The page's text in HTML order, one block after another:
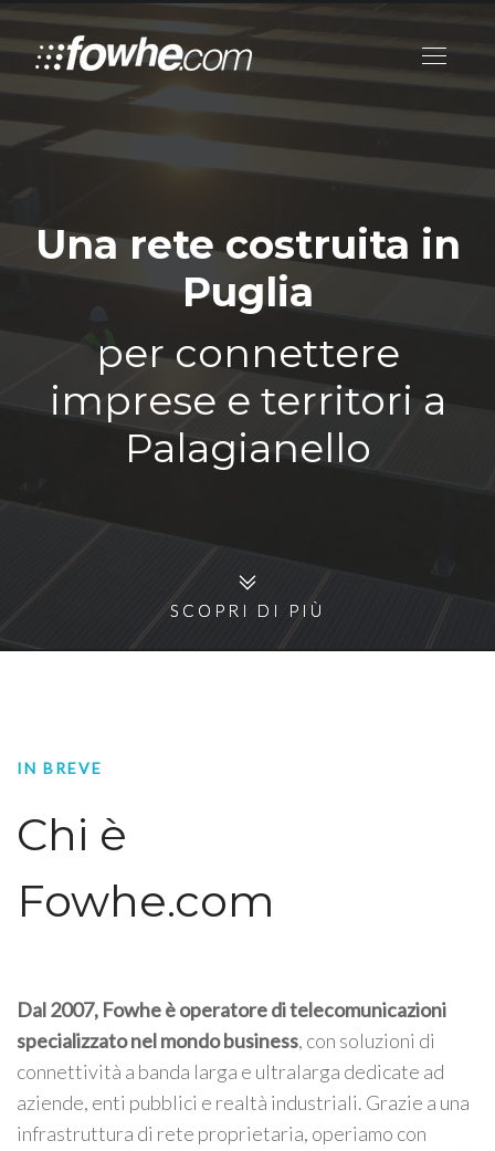
Una rete costruita in
Puglia
per connettere
imprese e territori a
Palagianello
SCOPRI DI PIÙ
SCOPRI DI PIÙ
IN BREVE
Chi è
Fowhe.com
Dal 2007, Fowhe è operatore di telecomunicazioni
specializzato nel mondo business, con soluzioni di
connettività a banda larga e ultralarga dedicate ad
aziende, enti pubblici e realtà industriali. Grazie a una
infrastruttura di rete proprietaria, operiamo con